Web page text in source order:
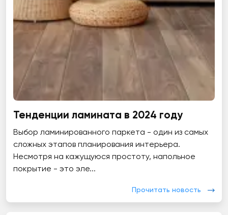
Тенденции ламината в 2024 году
Выбор ламинированного паркета - один из самых
сложных этапов планирования интерьера.
Несмотря на кажущуюся простоту, напольное
покрытие - это эле...
Прочитать новость